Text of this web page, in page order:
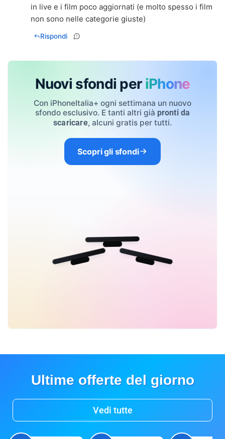
in live e i film poco aggiornati (e molto spesso i film
non sono nelle categorie giuste)
Rispondi
Nuovi sfondi per iPhone
Con iPhoneItalia+ ogni settimana un nuovo
sfondo esclusivo. E tanti altri già pronti da
scaricare, alcuni gratis per tutti.
Scopri gli sfondi
Ultime offerte del giorno
Vedi tutte